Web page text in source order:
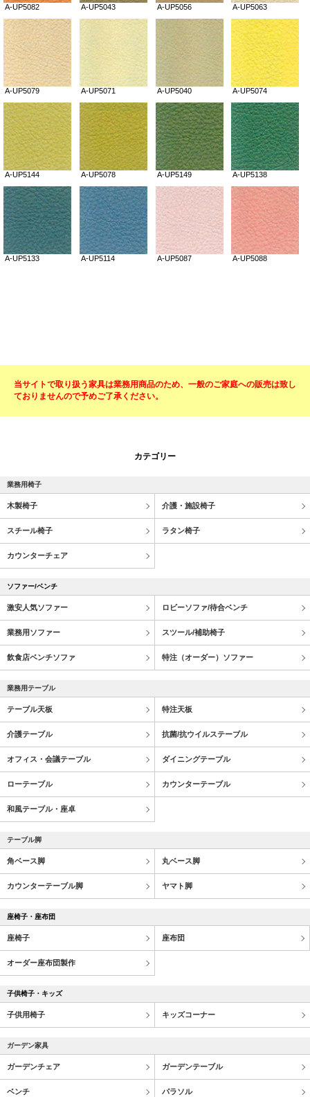
当サイトで取り扱う家具は業務用商品のため、一般のご家庭への販売は致し
ておりませんので予めご了承ください。
カテゴリー
業務用椅子
木製椅子 介護・施設椅子
スチール椅子 ラタン椅子
カウンターチェア
ソファー/ベンチ
激安人気ソファー ロビーソファ/待合ベンチ
業務用ソファー スツール/補助椅子
飲食店ベンチソファ 特注（オーダー）ソファー
業務用テーブル
テーブル天板 特注天板
介護テーブル 抗菌/抗ウイルステーブル
オフィス・会議テーブル ダイニングテーブル
ローテーブル カウンターテーブル
和風テーブル・座卓
テーブル脚
角ベース脚 丸ベース脚
カウンターテーブル脚 ヤマト脚
座椅子・座布団
座椅子 座布団
オーダー座布団製作
子供椅子・キッズ
子供用椅子 キッズコーナー
ガーデン家具
ガーデンチェア ガーデンテーブル
ベンチ パラソル